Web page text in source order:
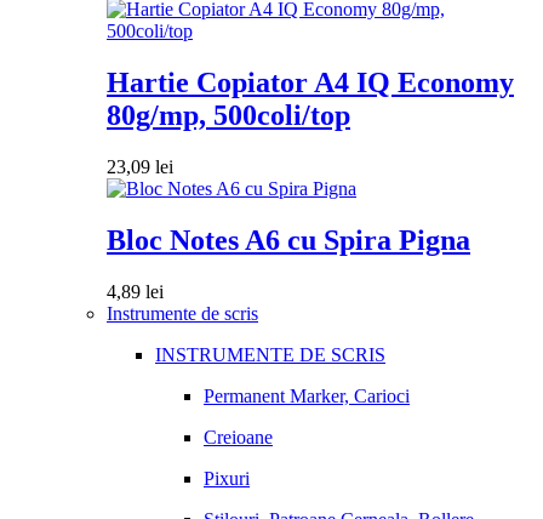
Hartie Copiator A4 IQ Economy
80g/mp, 500coli/top
23,09 lei
Bloc Notes A6 cu Spira Pigna
4,89 lei
Instrumente de scris
INSTRUMENTE DE SCRIS
Permanent Marker, Carioci
Creioane
Pixuri